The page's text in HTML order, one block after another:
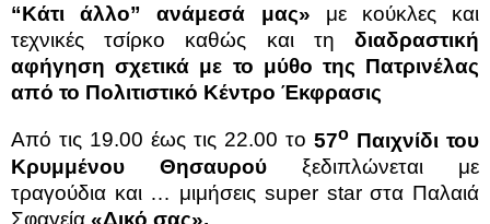
“Κάτι άλλο” ανάμεσά μας» με κούκλες και
τεχνικές τσίρκο καθώς και τη διαδραστική
αφήγηση σχετικά με το μύθο της Πατρινέλας
από το Πολιτιστικό Κέντρο Έκφρασις
Από τις 19.00 έως τις 22.00 το 57ο Παιχνίδι του
Κρυμμένου Θησαυρού ξεδιπλώνεται με
τραγούδια και … μιμήσεις super star στα Παλαιά
Σφαγεία «Δικό σας».